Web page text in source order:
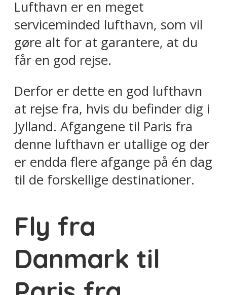
Lufthavn er en meget
serviceminded lufthavn, som vil
gøre alt for at garantere, at du
får en god rejse.
Derfor er dette en god lufthavn
at rejse fra, hvis du befinder dig i
Jylland. Afgangene til Paris fra
denne lufthavn er utallige og der
er endda flere afgange på én dag
til de forskellige destinationer.
Fly fra
Danmark til